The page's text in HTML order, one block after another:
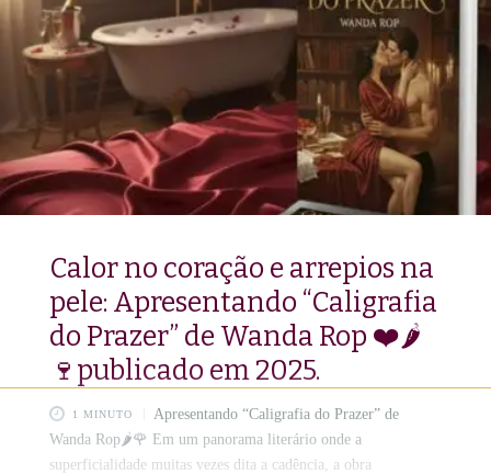
Calor no coração e arrepios na
pele: Apresentando “Caligrafia
do Prazer” de Wanda Rop ❤️🌶️
🍷publicado em 2025.
1 MINUTO
Apresentando “Caligrafia do Prazer” de
Wanda Rop🌶️🌹 Em um panorama literário onde a
superficialidade muitas vezes dita a cadência, a obra